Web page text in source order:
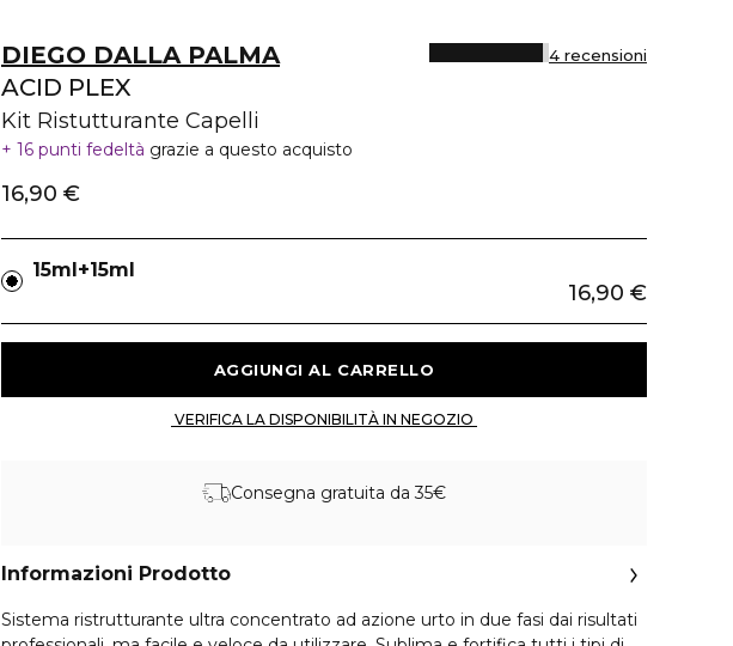
DIEGO DALLA PALMA
ACID PLEX
Kit Ristutturante Capelli
4 recensioni
16 punti fedeltà grazie a questo acquisto
16,90 €
15ml+15ml
16,90 €
Consegna gratuita da 35€
Informazioni Prodotto
Sistema ristrutturante ultra concentrato ad azione urto in due fasi dai risultati